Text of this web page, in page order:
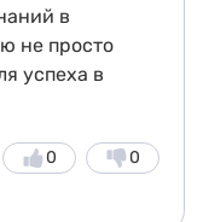
в
не просто
успеха в
0
0